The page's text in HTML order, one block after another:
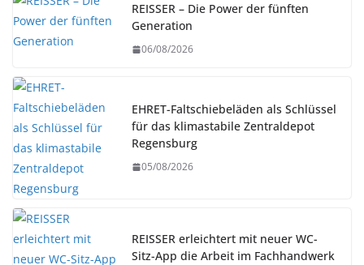
REISSER – Die Power der fünften
Generation
06/08/2026
EHRET-Faltschiebeläden als Schlüssel
für das klimastabile Zentraldepot
Regensburg
05/08/2026
REISSER erleichtert mit neuer WC-
Sitz-App die Arbeit im Fachhandwerk